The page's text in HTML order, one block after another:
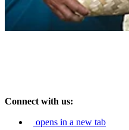
Connect with us:
opens in a new tab